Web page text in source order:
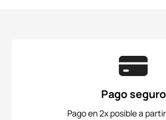
Pago seguro
Pago en 2x posible a